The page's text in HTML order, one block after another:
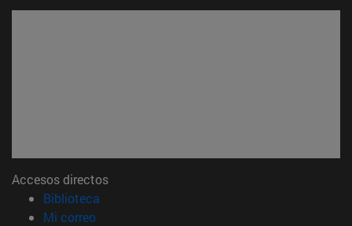
Accesos directos
Biblioteca
Mi correo(abre en nueva ventana)